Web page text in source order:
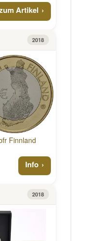
Artikel
2018
Finnland
Info
2018